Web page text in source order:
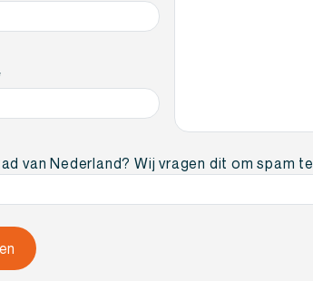
van Nederland? Wij vragen dit om spam